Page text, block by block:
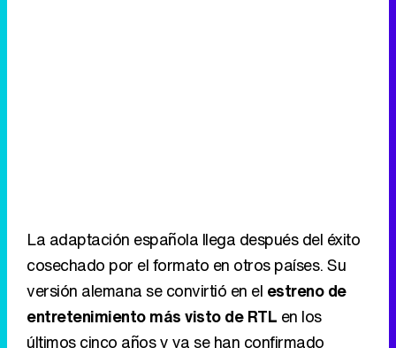
nuevasadaptaciones internacionales. En
España, el programa será producido porRTVE
junto a Fremantley segrabará en el centro de
producción deSant Cugat.